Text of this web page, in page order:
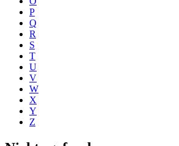
P
Q
R
S
T
U
V
W
X
Y
Z